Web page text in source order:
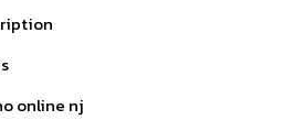
online nj